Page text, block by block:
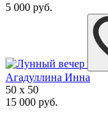
5 000 руб.
Агадуллина Инна
50 x 50
15 000 руб.